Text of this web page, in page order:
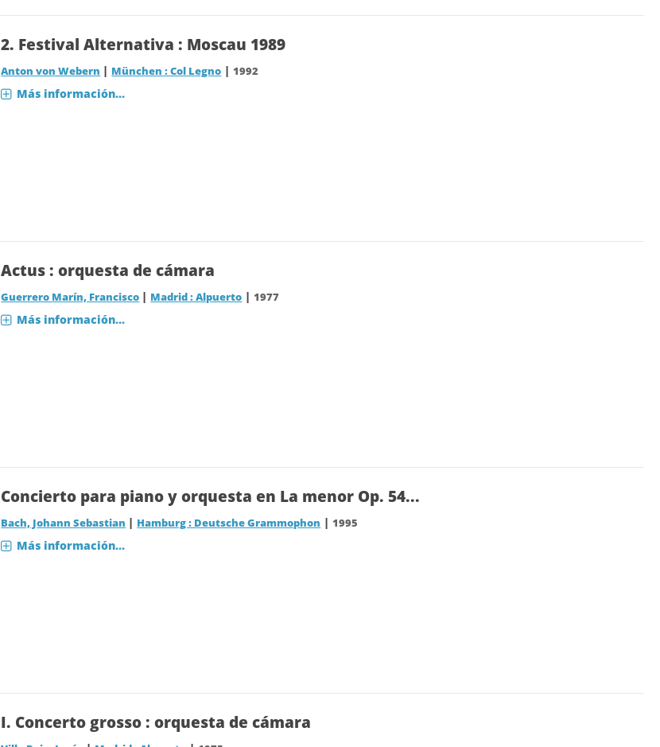
2. Festival Alternativa : Moscau 1989
Anton von Webern | München : Col Legno |1992
Más información...
Actus : orquesta de cámara
Guerrero Marín, Francisco | Madrid : Alpuerto |1977
Más información...
Concierto para piano y orquesta en La menor Op. 54...
Bach, Johann Sebastian | Hamburg : Deutsche Grammophon |1995
Más información...
I. Concerto grosso : orquesta de cámara